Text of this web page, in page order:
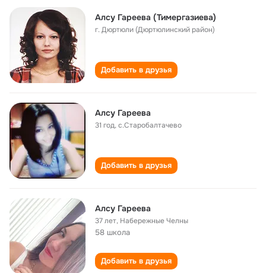
Алсу Гареева (Тимергазиева)
г. Дюртюли (Дюртюлинский район)
Добавить в друзья
Алсу Гареева
31 год,с.Старобалтачево
Добавить в друзья
Алсу Гареева
37 лет, Набережные Челны
58 школа
Добавить в друзья